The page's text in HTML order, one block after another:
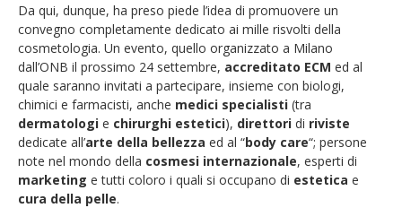
Da qui, dunque, ha preso piede l’idea di promuovere un
convegno completamente dedicato ai mille risvolti della
cosmetologia. Un evento, quello organizzato a Milano
dall’ONB il prossimo 24 settembre, accreditato ECM ed al
quale saranno invitati a partecipare, insieme con biologi,
chimici e farmacisti, anche medici specialisti (tra
dermatologi e chirurghi estetici), direttori di riviste
dedicate all’arte della bellezza ed al “body care“; persone
note nel mondo della cosmesi internazionale, esperti di
marketing e tutti coloro i quali si occupano di estetica e
cura della pelle.